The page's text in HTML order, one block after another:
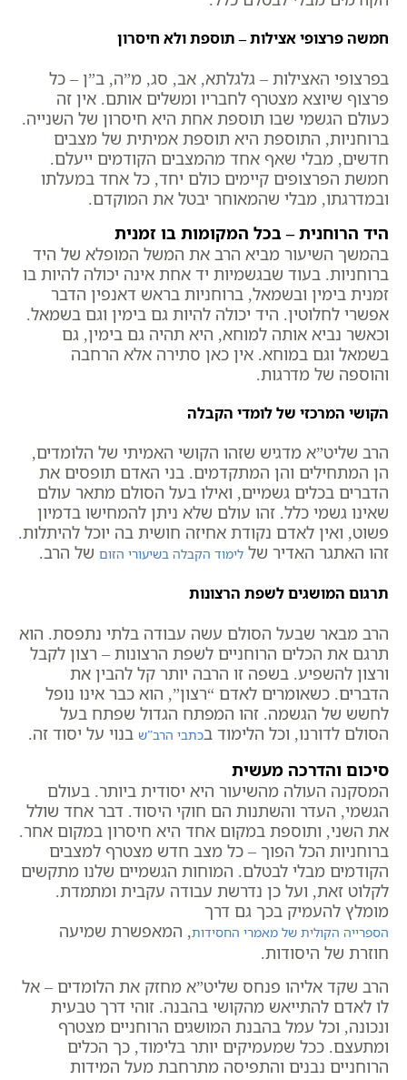
חמשה פרצופי אצילות – תוספת ולא חיסרון
בפרצופי האצילות – גלגלתא, אב, סג, מ”ה, ב”ן – כל
פרצוף שיוצא מצטרף לחבריו ומשלים אותם. אין זה
כעולם הגשמי שבו תוספת אחת היא חיסרון של השנייה.
ברוחניות, התוספת היא תוספת אמיתית של מצבים
חדשים, מבלי שאף אחד מהמצבים הקודמים ייעלם.
חמשת הפרצופים קיימים כולם יחד, כל אחד במעלתו
ובמדרגתו, מבלי שהמאוחר יבטל את המוקדם.
היד הרוחנית – בכל המקומות בו זמנית
בהמשך השיעור מביא הרב את המשל המופלא של היד
ברוחניות. בעוד שבגשמיות יד אחת אינה יכולה להיות בו
זמנית בימין ובשמאל, ברוחניות בראש דאנפין הדבר
אפשרי לחלוטין. היד יכולה להיות גם בימין וגם בשמאל.
וכאשר נביא אותה למוחא, היא תהיה גם בימין, גם
בשמאל וגם במוחא. אין כאן סתירה אלא הרחבה
והוספה של מדרגות.
הקושי המרכזי של לומדי הקבלה
הרב שליט”א מדגיש שזהו הקושי האמיתי של הלומדים,
הן המתחילים והן המתקדמים. בני האדם תופסים את
הדברים בכלים גשמיים, ואילו בעל הסולם מתאר עולם
שאינו גשמי כלל. זהו עולם שלא ניתן להמחישו בדמיון
פשוט, ואין לאדם נקודת אחיזה חושית בה יוכל להיתלות.
זהו האתגר האדיר של לימוד הקבלה בשיעורי הזום של הרב.
תרגום המושגים לשפת הרצונות
הרב מבאר שבעל הסולם עשה עבודה בלתי נתפסת. הוא
תרגם את הכלים הרוחניים לשפת הרצונות – רצון לקבל
ורצון להשפיע. בשפה זו הרבה יותר קל להבין את
הדברים. כשאומרים לאדם “רצון”, הוא כבר אינו נופל
לחשש של הגשמה. זהו המפתח הגדול שפתח בעל
הסולם לדורנו, וכל הלימוד בכתבי הרב”ש בנוי על יסוד זה.
סיכום והדרכה מעשית
המסקנה העולה מהשיעור היא יסודית ביותר. בעולם
הגשמי, העדר והשתנות הם חוקי היסוד. דבר אחד שולל
את השני, ותוספת במקום אחד היא חיסרון במקום אחר.
ברוחניות הכל הפוך – כל מצב חדש מצטרף למצבים
הקודמים מבלי לבטלם. המוחות הגשמיים שלנו מתקשים
לקלוט זאת, ועל כן נדרשת עבודה עקבית ומתמדת.
מומלץ להעמיק בכך גם דרך
הספרייה הקולית של מאמרי החסידות, המאפשרת שמיעה
חוזרת של היסודות.
הרב שקד אליהו פנחס שליט”א מחזק את הלומדים – אל
לו לאדם להתייאש מהקושי בהבנה. זוהי דרך טבעית
ונכונה, וכל עמל בהבנת המושגים הרוחניים מצטרף
ומתעצם. ככל שמעמיקים יותר בלימוד, כך הכלים
הרוחניים נבנים והתפיסה מתרחבת מעל המידות